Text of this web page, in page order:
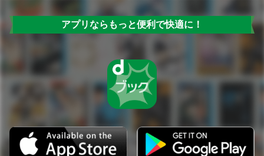
アプリならもっと便利で快適に！